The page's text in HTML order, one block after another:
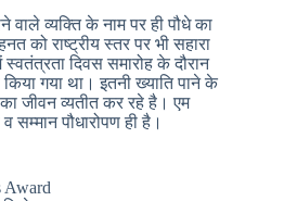
वाले व्यक्ति के नाम पर ही पौधे का
को राष्ट्रीय स्तर पर भी सहारा
दिवस समारोह के दौरान
किया गया था। इतनी ख्याति पाने के
जीवन व्यतीत कर रहे है। एम
सम्मान पौधारोपण ही है।
Award